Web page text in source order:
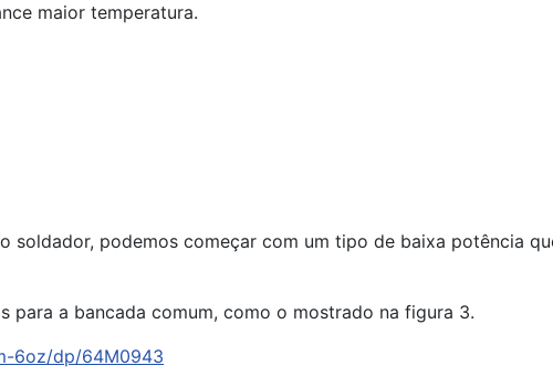
maior temperatura.
soldador, podemos começar com um tipo de baixa potência
a bancada comum, como o mostrado na figura 3.
6oz/dp/64M0943